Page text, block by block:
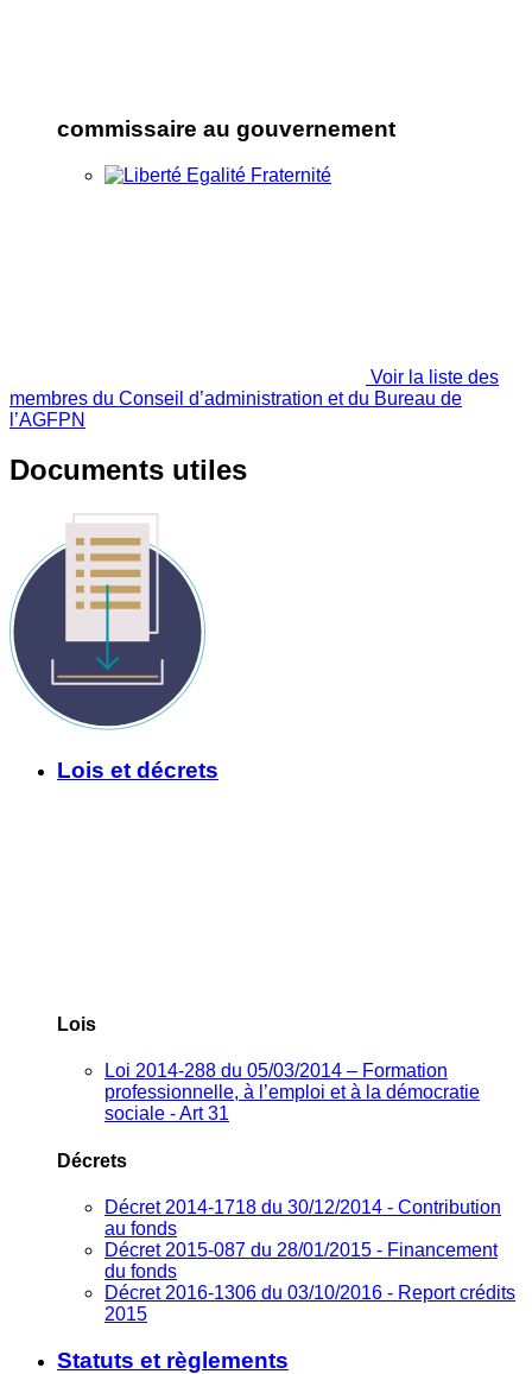
commissaire au gouvernement
Voir la liste des
membres du Conseil d’administration et du Bureau de
l’AGFPN
Documents utiles
Lois et décrets
Lois
Loi 2014-288 du 05/03/2014 – Formation
professionnelle, à l’emploi et à la démocratie
sociale - Art 31
Décrets
Décret 2014-1718 du 30/12/2014 - Contribution
au fonds
Décret 2015-087 du 28/01/2015 - Financement
du fonds
Décret 2016-1306 du 03/10/2016 - Report crédits
2015
Statuts et règlements